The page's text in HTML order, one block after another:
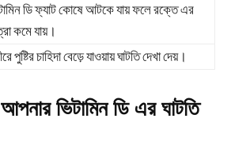
ডি ফ্যাট কোষে আটকে যায় ফলে রক্তে এর
কমে যায়।
পুষ্টির চাহিদা বেড়ে যাওয়ায় ঘাটতি দেখা দেয়।
ভিটামিন ডি এর ঘাটতি